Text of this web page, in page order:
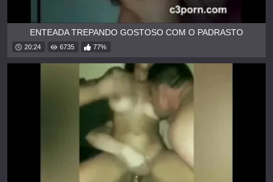
ENTEADA TREPANDO GOSTOSO COM O PADRASTO
20:24 6735 77%